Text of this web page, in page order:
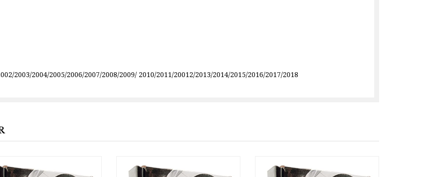
2003/2004/2005/2006/2007/2008/2009/ 2010/2011/20012/2013/2014/2015/2016/2017/2018